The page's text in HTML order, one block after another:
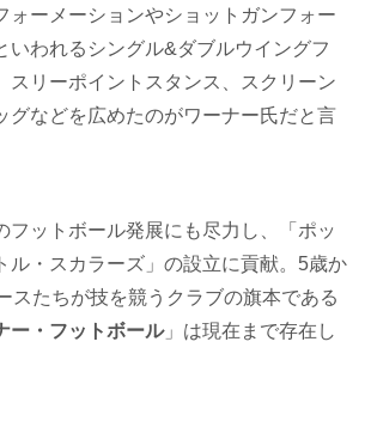
ォーメーションやショットガンフォー
いわれるシングル&ダブルウイングフ
スリーポイントスタンス、スクリーン
グなどを広めたのがワーナー氏だと言
フットボール発展にも尽力し、「ポッ
ル・スカラーズ」の設立に貢献。5歳か
スたちが技を競うクラブの旗本である
ー・フットボール」は現在まで存在し